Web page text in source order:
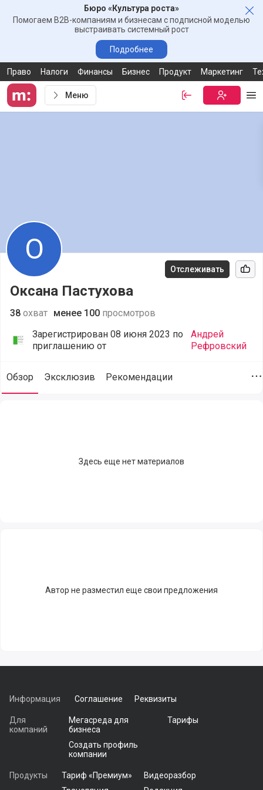
Бюро «Культура роста»
Помогаем B2B-компаниям и бизнесам с подписной моделью
выстраивать системный рост
Подробнее
Право Налоги Финансы Бизнес Продукт Маркетинг
Меню Войти
О
Отслеживать
Оксана Пастухова
38 охват менее 100 просмотров
Зарегистрирован 08 июня 2023 по
приглашению от
Андрей
Рефровский
Обзор Эксклюзив Рекомендации
Здесь еще нет материалов
Автор не разместил еще свои предложения
Информация Соглашение Реквизиты
Для
компаний
Мегасреда для
бизнеса
Тарифы
Создать профиль
компании
Продукты Тариф «Премиум»
Видеоразбор